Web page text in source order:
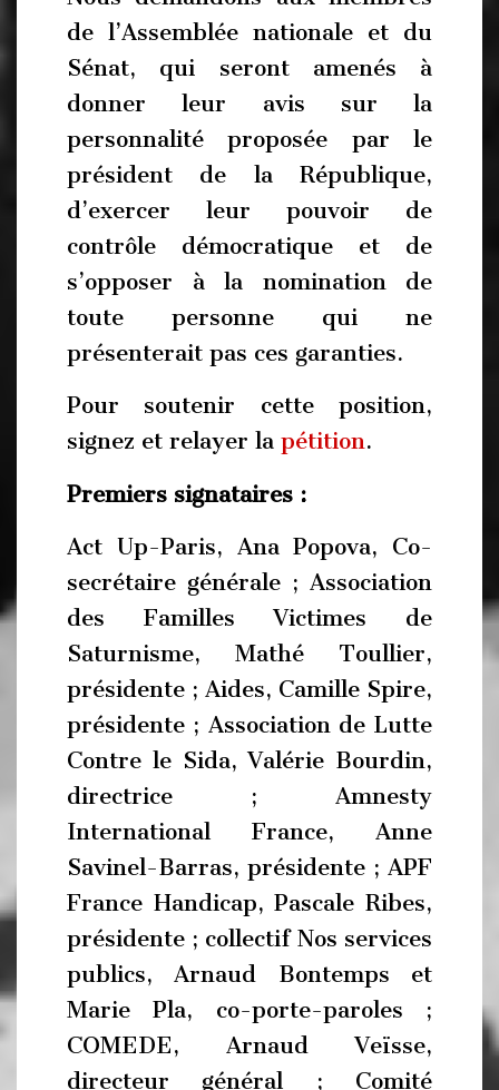
de l’Assemblée nationale et du
Sénat, qui seront amenés à
donner leur avis sur la
personnalité proposée par le
président de la République,
d’exercer leur pouvoir de
contrôle démocratique et de
s’opposer à la nomination de
toute personne qui ne
présenterait pas ces garanties.
Pour soutenir cette position,
signez et relayer la pétition.
Premiers signataires :
Act Up-Paris, Ana Popova, Co-
secrétaire générale ; Association
des Familles Victimes de
Saturnisme, Mathé Toullier,
présidente ; Aides, Camille Spire,
présidente ; Association de Lutte
Contre le Sida, Valérie Bourdin,
directrice ; Amnesty
International France, Anne
Savinel-Barras, présidente ; APF
France Handicap, Pascale Ribes,
présidente ; collectif Nos services
publics, Arnaud Bontemps et
Marie Pla, co-porte-paroles ;
COMEDE, Arnaud Veïsse,
directeur général ; Comité